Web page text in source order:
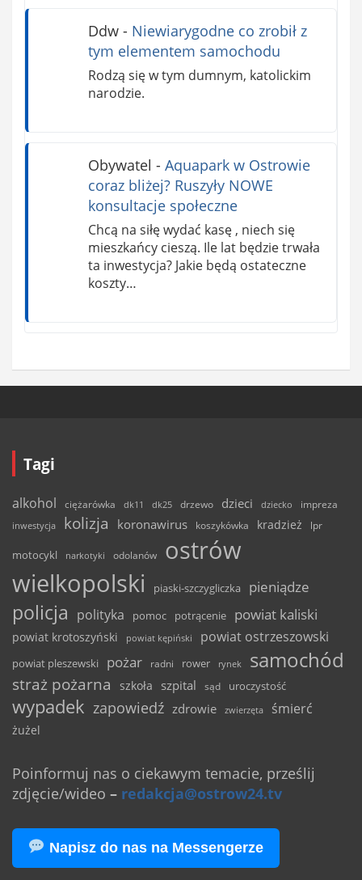
Ddw- Niewiarygodne co zrobił z
tym elementem samochodu
Rodzą się w tym dumnym, katolickim
narodzie.
Obywatel - Aquapark w Ostrowie
coraz bliżej? Ruszyły NOWE
konsultacje społeczne
Chcą na siłę wydać kasę , niech się
mieszkańcy cieszą. Ile lat będzie trwała
ta inwestycja? Jakie będą ostateczne
koszty…
Tagi
alkohol ciężarówka dk11 dk25 drzewo dzieci dziecko
impreza
inwestycja
kolizja koronawirus koszykówka kradzież lpr
motocykl narkotyki odolanów
ostrów
wielkopolski
piaski-szczygliczka pieniądze
policja polityka pomoc potrącenie powiat kaliski
powiat krotoszyński powiat kępiński powiat ostrzeszowski
powiat pleszewski pożar radni rower rynek samochód
straż pożarna szkoła szpital sąd uroczystość
wypadek zapowiedź zdrowie zwierzęta śmierć
żużel
Poinformuj nas o ciekawym temacie, prześlij
zdjęcie/wideo – redakcja@ostrow24.tv
Napisz do nas na Messengerze